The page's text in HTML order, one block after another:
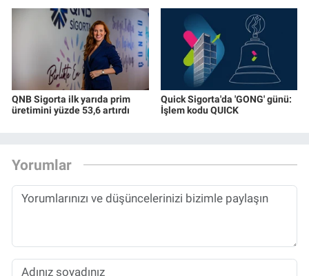
QNB Sigorta ilk yarıda prim
üretimini yüzde 53,6 artırdı
Quick Sigorta'da 'GONG' günü:
İşlem kodu QUICK
Yorumlar